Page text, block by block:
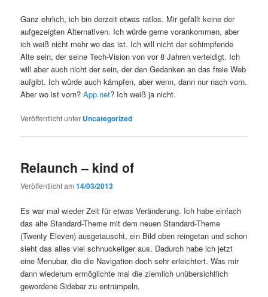
Ganz ehrlich, ich bin derzeit etwas ratlos. Mir gefällt keine der
aufgezeigten Alternativen. Ich würde gerne vorankommen, aber
ich weiß nicht mehr wo das ist. Ich will nicht der schimpfende
Alte sein, der seine Tech-Vision von vor 8 Jahren verteidigt. Ich
will aber auch nicht der sein, der den Gedanken an das freie Web
aufgibt. Ich würde auch kämpfen, aber wenn, dann nur nach vorn.
Aber wo ist vorn?App.net? Ich weiß ja nicht.
Veröffentlicht unter Uncategorized
Relaunch – kind of
Veröffentlicht am14/03/2013
Es war mal wieder Zeit für etwas Veränderung. Ich habe einfach
das alte Standard-Theme mit dem neuen Standard-Theme
(Twenty Eleven) ausgetauscht, ein Bild oben reingetan und schon
sieht das alles viel schnuckeliger aus. Dadurch habe ich jetzt
eine Menubar, die die Navigation doch sehr erleichtert. Was mir
dann wiederum ermöglichte mal die ziemlich unübersichtlich
gewordene Sidebar zu entrümpeln.